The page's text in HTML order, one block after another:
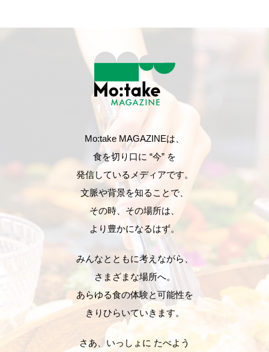
Mo:take MAGAZINEは、
食を切り口に “今” を
発信しているメディアです。
文脈や背景を知ることで、
その時、その場所は、
より豊かになるはず。
みんなとともに考えながら、
さまざまな場所へ。
あらゆる食の体験と可能性を
きりひらいていきます。
さあ、いっしょに たべよう